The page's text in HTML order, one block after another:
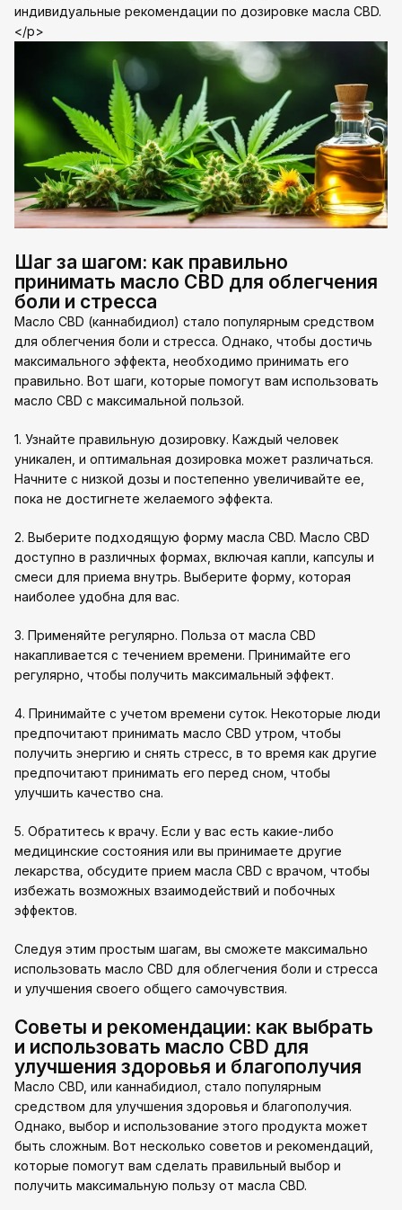
индивидуальные рекомендации по дозировке масла CBD.
</p>
Шаг за шагом: как правильно
принимать масло CBD для облегчения
боли и стресса
Масло CBD (каннабидиол) стало популярным средством
для облегчения боли и стресса. Однако, чтобы достичь
максимального эффекта, необходимо принимать его
правильно. Вот шаги, которые помогут вам использовать
масло CBD с максимальной пользой.
1. Узнайте правильную дозировку. Каждый человек
уникален, и оптимальная дозировка может различаться.
Начните с низкой дозы и постепенно увеличивайте ее,
пока не достигнете желаемого эффекта.
2. Выберите подходящую форму масла CBD. Масло CBD
доступно в различных формах, включая капли, капсулы и
смеси для приема внутрь. Выберите форму, которая
наиболее удобна для вас.
3. Применяйте регулярно. Польза от масла CBD
накапливается с течением времени. Принимайте его
регулярно, чтобы получить максимальный эффект.
4. Принимайте с учетом времени суток. Некоторые люди
предпочитают принимать масло CBD утром, чтобы
получить энергию и снять стресс, в то время как другие
предпочитают принимать его перед сном, чтобы
улучшить качество сна.
5. Обратитесь к врачу. Если у вас есть какие-либо
медицинские состояния или вы принимаете другие
лекарства, обсудите прием масла CBD с врачом, чтобы
избежать возможных взаимодействий и побочных
эффектов.
Следуя этим простым шагам, вы сможете максимально
использовать масло CBD для облегчения боли и стресса
и улучшения своего общего самочувствия.
Советы и рекомендации: как выбрать
и использовать масло CBD для
улучшения здоровья и благополучия
Масло CBD, или каннабидиол, стало популярным
средством для улучшения здоровья и благополучия.
Однако, выбор и использование этого продукта может
быть сложным. Вот несколько советов и рекомендаций,
которые помогут вам сделать правильный выбор и
получить максимальную пользу от масла CBD.